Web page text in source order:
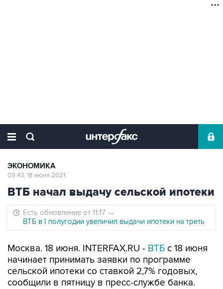
ЭКОНОМИКА
09:43, 18 июня 2021
ВТБ начал выдачу сельской ипотеки
Есть обновление от 11:17 →
ВТБ в I полугодии увеличил выдачи ипотеки на треть
Москва. 18 июня. INTERFAX.RU - ВТБ с 18 июня
начинает принимать заявки по программе
сельской ипотеки со ставкой 2,7% годовых,
сообщили в пятницу в пресс-службе банка.